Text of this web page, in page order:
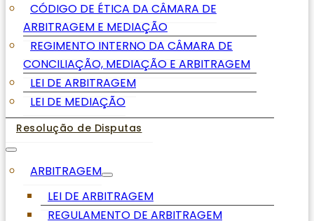
CÓDIGO DE ÉTICA DA CÂMARA DE
ARBITRAGEM E MEDIAÇÃO
REGIMENTO INTERNO DA CÂMARA DE
CONCILIAÇÃO, MEDIAÇÃO E ARBITRAGEM
LEI DE ARBITRAGEM
LEI DE MEDIAÇÃO
Resolução de Disputas
ARBITRAGEM
LEI DE ARBITRAGEM
REGULAMENTO DE ARBITRAGEM